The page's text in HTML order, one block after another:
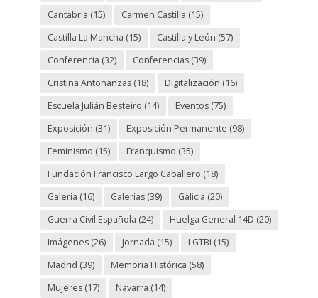
Cantabria (15) Carmen Castilla (15)
Castilla La Mancha (15) Castilla y León (57)
Conferencia (32) Conferencias(39)
Cristina Antoñanzas(18) Digitalización (16)
Escuela Julián Besteiro (14) Eventos(75)
Exposición (31) Exposición Permanente (98)
Feminismo (15) Franquismo (35)
Fundación Francisco Largo Caballero (18)
Galería (16) Galerías(39) Galicia (20)
Guerra Civil Española (24) Huelga General 14D (20)
Imágenes(26) Jornada (15) LGTBi (15)
Madrid (39) Memoria Histórica (58)
Mujeres(17) Navarra (14)